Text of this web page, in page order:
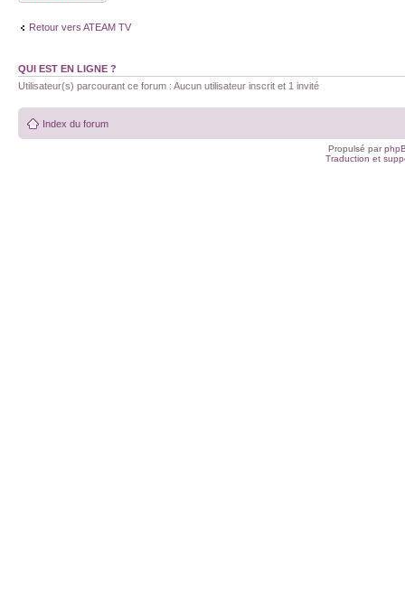
Retour vers ATEAM TV
QUI EST EN LIGNE ?
Utilisateur(s) parcourant ce forum : Aucun utilisateur inscrit et 1 invité
Index du forum
Propulsé par
Traduction et